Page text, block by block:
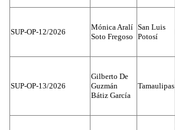
SUP-OP-12/2026
Mónica Aralí
Soto Fregoso
San Luis
Potosí
SUP-OP-13/2026
Gilberto De
Guzmán
Bátiz García
Tamaulipas